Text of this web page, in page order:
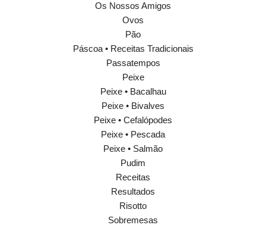
Os Nossos Amigos
Ovos
Pão
Páscoa • Receitas Tradicionais
Passatempos
Peixe
Peixe • Bacalhau
Peixe • Bivalves
Peixe • Cefalópodes
Peixe • Pescada
Peixe • Salmão
Pudim
Receitas
Resultados
Risotto
Sobremesas